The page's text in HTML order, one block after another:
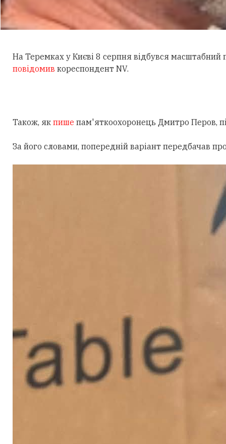
На Теремках у Києві 8 серпня відбувся масштабний
повідомив кореспондент NV.
Також, як пише пам'яткоохоронець Дмитро Перов,
За його словами, попередній варіант передбачав